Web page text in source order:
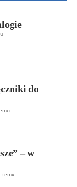
do
– w
temu